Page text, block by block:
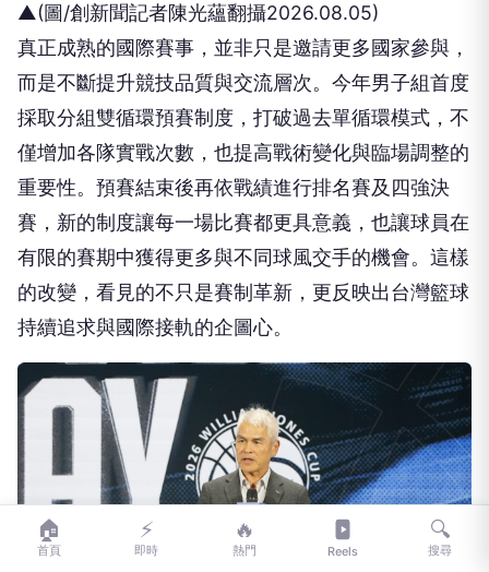
而是不斷提升競技品質與交流層次。今年男子組首度
採取分組雙循環預賽制度，打破過去單循環模式，不
僅增加各隊實戰次數，也提高戰術變化與臨場調整的
重要性。預賽結束後再依戰績進行排名賽及四強決
賽，新的制度讓每一場比賽都更具意義，也讓球員在
有限的賽期中獲得更多與不同球風交手的機會。這樣
的改變，看見的不只是賽制革新，更反映出台灣籃球
持續追求與國際接軌的企圖心。
🏠
首頁
⚡
即時
🔥
熱門 Reels
🔍
搜尋